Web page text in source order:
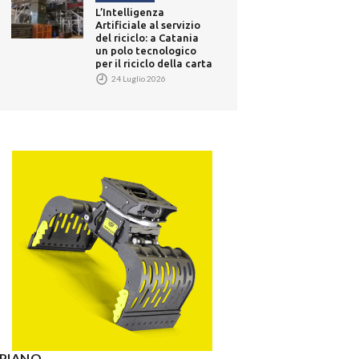
L’Intelligenza
Artificiale al servizio
del riciclo: a Catania
un polo tecnologico
per il riciclo della carta
24 Luglio 2026